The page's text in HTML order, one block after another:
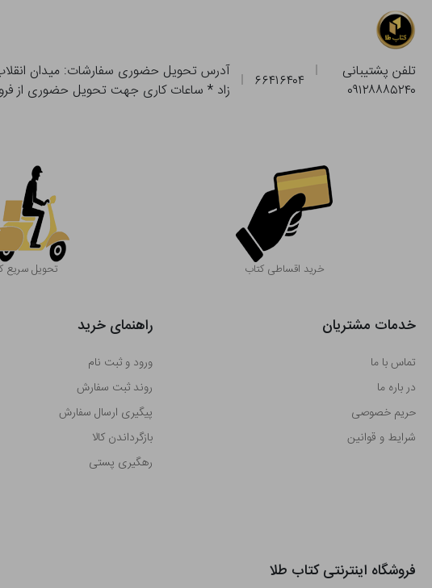
تلفن پشتیبانی
۰۹۱۲۸۸۸۵۲۴۰
۶۶۴۱۶۴۰۴
زاد * ساعات کاری جهت تحویل حضوری از فروشگاه و ارسال با پیک
خرید اقساطی کتاب تحویل سریع
خدمات مشتریان
تماس با ما
در باره ما
حریم خصوصی
شرایط و قوانین
راهنمای خرید
ورود و ثبت نام
روند ثبت سفارش
پیگیری ارسال سفارش
بازگرداندن کالا
رهگیری پستی
فروشگاه اینترنتی کتاب طلا